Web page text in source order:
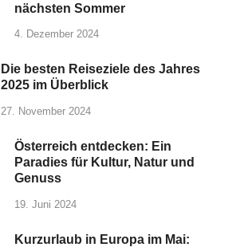
nächsten Sommer
4. Dezember 2024
Die besten Reiseziele des Jahres
2025 im Überblick
27. November 2024
Österreich entdecken: Ein
Paradies für Kultur, Natur und
Genuss
19. Juni 2024
Kurzurlaub in Europa im Mai: